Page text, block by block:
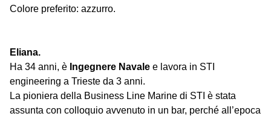
Colore preferito: azzurro.
Eliana.
Ha 34 anni, è Ingegnere Navale e lavora in STI
engineering a Trieste da 3 anni.
La pioniera della Business Line Marine di STI è stata
assunta con colloquio avvenuto in un bar, perché all’epoca